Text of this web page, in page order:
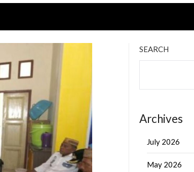
SEARCH
Archives
July 2026
May 2026